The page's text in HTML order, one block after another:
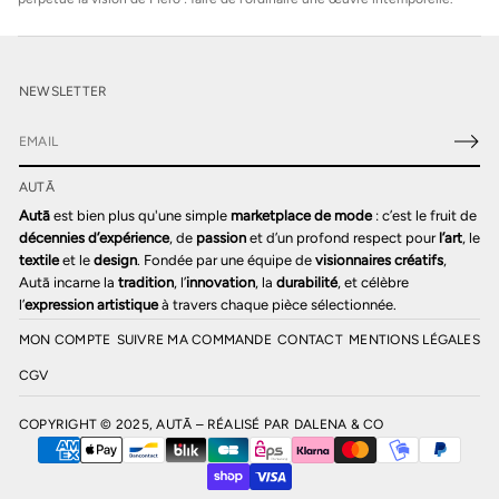
NEWSLETTER
E
-
m
a
*
AUTĀ
Autā est bien plus qu'une simple marketplace de mode: c’est le fruit de
décennies d’expérience, de passion et d’un profond respect pour l’art, le
textileet le design. Fondée par une équipe de visionnaires créatifs,
Autā incarne la tradition, l’innovation, la durabilité, et célèbre
l’expression artistiqueà travers chaque pièce sélectionnée.
MON COMPTE SUIVRE MA COMMANDE CONTACT MENTIONS LÉGALES
CGV
COPYRIGHT © 2025, AUTĀ – RÉALISÉ PAR DALENA & CO